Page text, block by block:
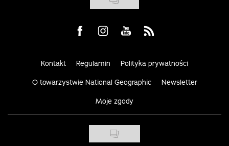
Visit us on Facebook
Visit us on Instagram
Visit us on Youtube
Visit us on Rss
Kontakt Regulamin Polityka prywatności
O towarzystwie National Geographic Newsletter
Moje zgody